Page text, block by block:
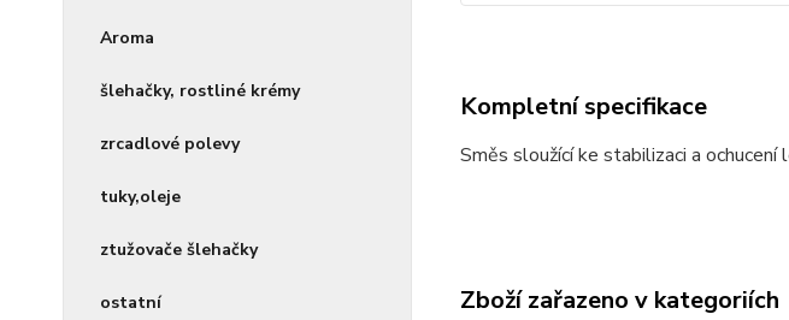
Aroma
šlehačky, rostliné krémy
zrcadlové polevy
tuky,oleje
ztužovače šlehačky
ostatní
Kompletní specifikace
Směs sloužící ke stabilizaci a
Zboží zařazeno v kategoriích